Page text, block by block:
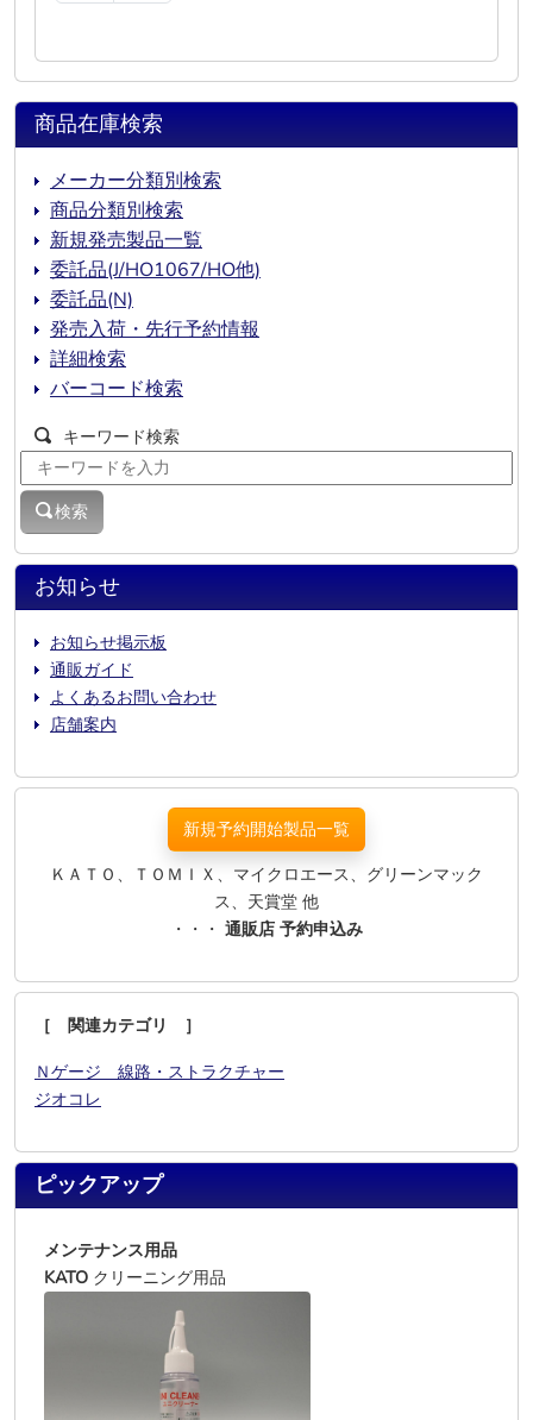
お知らせ
お知らせ掲示板
通販ガイド
よくあるお問い合わせ
店舗案内
商品在庫検索
メーカー分類別検索
商品分類別検索
新規発売製品一覧
委託品(J/HO1067/HO他)
委託品(N)
発売入荷・先行予約情報
詳細検索
バーコード検索
キーワード検索
検索
新規予約開始製品一覧
ＫＡＴＯ、ＴＯＭＩＸ、マイクロエース、グリーンマック
ス、天賞堂 他
・・・ 通販店 予約申込み
［ 関連カテゴリ ］
Ｎゲージ 線路・ストラクチャー
ジオコレ
ピックアップ
メンテナンス用品
KATO クリーニング用品